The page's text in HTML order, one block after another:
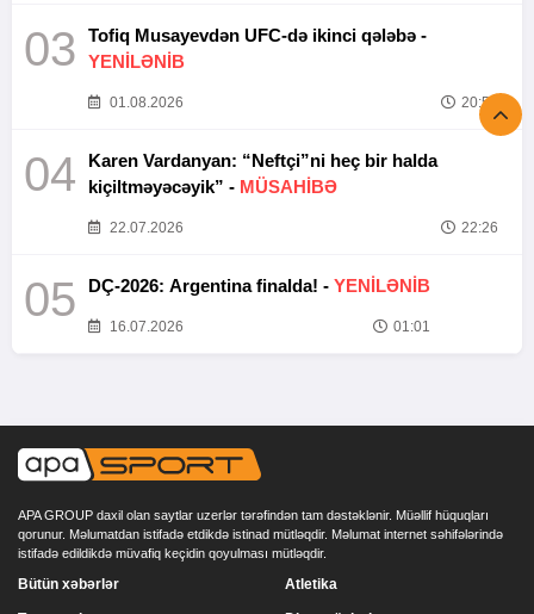
03
Tofiq Musayevdən UFC-də ikinci qələbə -
YENİLƏNİB
01.08.2026 20:52
04
Karen Vardanyan: “Neftçi”ni heç bir halda
kiçiltməyəcəyik” - MÜSAHİBƏ
22.07.2026 22:26
05 DÇ-2026: Argentina finalda! - YENİLƏNİB
16.07.2026 01:01
APA GROUP daxil olan saytlar uzerlər tərəfindən tam dəstəklənir. Müəllif hüquqları
qorunur. Məlumatdan istifadə etdikdə istinad mütləqdir. Məlumat internet səhifələrində
istifadə edildikdə müvafiq keçidin qoyulması mütləqdir.
Bütün xəbərlər Atletika